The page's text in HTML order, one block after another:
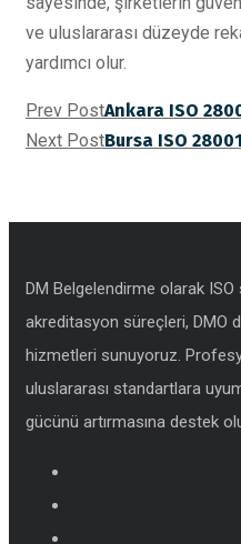
ve uluslararası düzeyde
yardımcı olur.
Prev PostAnkara ISO
Next PostBursa ISO
DM Belgelendirme olarak ISO
akreditasyon süreçleri, DMO
hizmetleri sunuyoruz.
uluslararası standartlara
gücünü artırmasına destek